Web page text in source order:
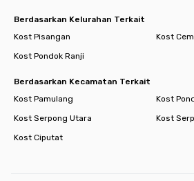
Berdasarkan Kelurahan Terkait
Kost Pisangan
Kost
Kost Pondok Ranji
Berdasarkan Kecamatan Terkait
Kost Pamulang
Kost
Kost Serpong Utara
Kost
Kost Ciputat